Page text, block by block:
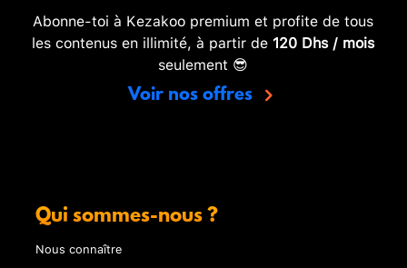
Abonne-toi à Kezakoo premium et profite de tous
les contenus en illimité, à partir de 120 Dhs / mois
seulement 😎
Voir nos offres
Qui sommes-nous ?
Nous connaître